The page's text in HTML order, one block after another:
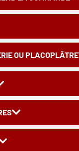
OU PLACOPLÂTRE